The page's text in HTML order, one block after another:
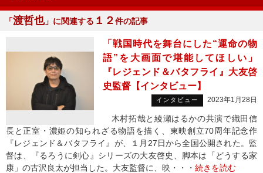
「渡哲也」に関連する １２件の記事
「戦国時代を舞台にした“運命の物
語”を大画面で堪能してほしい」
『レジェンド＆バタフライ』大友啓
史監督【インタビュー】
インタビュー 2023年1月28日
木村拓哉と綾瀬はるかの共演で織田信
長と正室・濃姫の知られざる物語を描く、東映創立70周年記念作
『レジェンド＆バタフライ』が、１月27日から全国公開された。監
督は、『るろうに剣心』シリーズの大友啓史、脚本は「どうする家
康」の古沢良太が担当した。大友監督に、映・・・ 続きを読む